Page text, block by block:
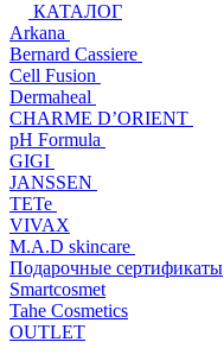
КАТАЛОГ
Arkana
Bernard Cassiere
Cell Fusion
Dermaheal
CHARME D’ORIENT
pH Formula
GIGI
JANSSEN
TETe
VIVAX
M.A.D skincare
Подарочные сертификаты
Smartcosmet
Tahe Cosmetics
OUTLET